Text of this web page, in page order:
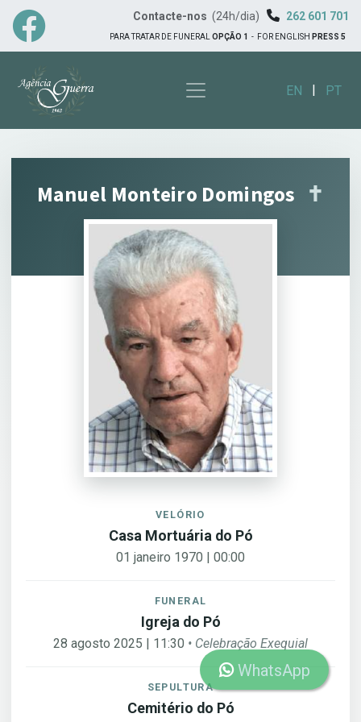
Contacte-nos (24h/dia) 262 601 701
PARA TRATAR DE FUNERAL OPÇÃO 1 - FOR ENGLISH PRESS 5
EN | PT
Manuel Monteiro Domingos ✝︎
VELÓRIO
Casa Mortuária do Pó
01 janeiro 1970 | 00:00
FUNERAL
Igreja do Pó
28 agosto 2025 | 11:30 • Celebração Exequial
SEPULTURA
Cemitério do Pó
WhatsApp